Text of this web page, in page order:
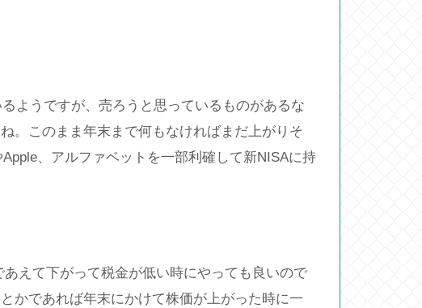
ようですが、売ろうと思っているものがあるな
。このまま年末まで何もなければまだ上がりそ
、アルファベットを一部利確して新NISAに持
えて下がって税金が低い時にやっても良いので
かであれば年末にかけて株価が上がった時に一